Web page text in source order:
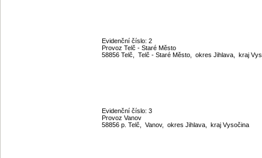
Evidenční číslo: 2
Provoz Telč - Staré Město
58856 Telč, Telč - Staré Město, okres Jihlava, kraj
Evidenční číslo: 3
Provoz Vanov
58856 p. Telč, Vanov, okres Jihlava, kraj Vysočina